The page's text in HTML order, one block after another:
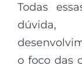
Todas
o foco das